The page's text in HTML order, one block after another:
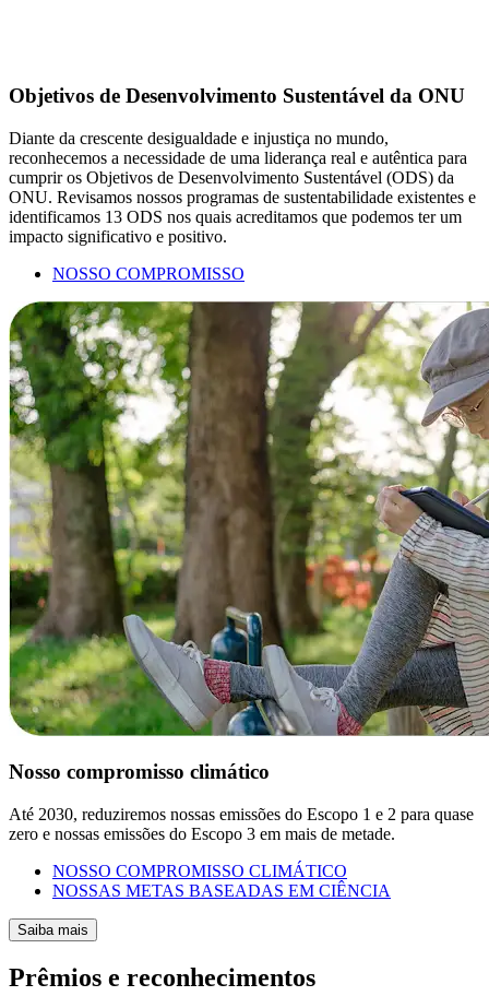
Objetivos de Desenvolvimento Sustentável da ONU
Diante da crescente desigualdade e injustiça no mundo,
reconhecemos a necessidade de uma liderança real e autêntica para
cumprir os Objetivos de Desenvolvimento Sustentável (ODS) da
ONU. Revisamos nossos programas de sustentabilidade existentes e
identificamos 13 ODS nos quais acreditamos que podemos ter um
impacto significativo e positivo.
NOSSO COMPROMISSO
Nosso compromisso climático
Até 2030, reduziremos nossas emissões do Escopo 1 e 2 para quase
zero e nossas emissões do Escopo 3 em mais de metade.
NOSSO COMPROMISSO CLIMÁTICO
NOSSAS METAS BASEADAS EM CIÊNCIA
Saiba mais
Prêmios e reconhecimentos